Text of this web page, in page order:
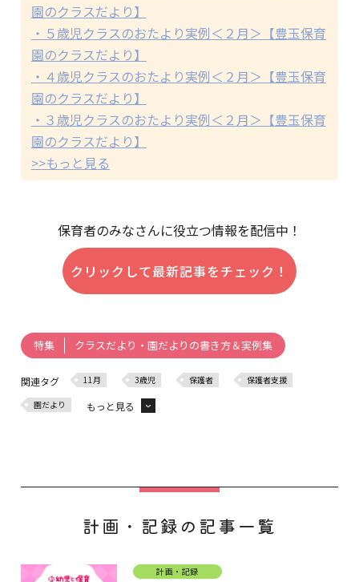
園のクラスだより】
・５歳児クラスのおたより実例＜２月＞【豊玉保育
園のクラスだより】
・４歳児クラスのおたより実例＜２月＞【豊玉保育
園のクラスだより】
・３歳児クラスのおたより実例＜２月＞【豊玉保育
園のクラスだより】
>>もっと見る
保育者のみなさんに役立つ情報を配信中！
クリックして最新記事をチェック！
特集 クラスだより・園だよりの書き方＆実例集
関連タグ 11月 3歳児 保護者 保護者支援
園だより もっと見る
計画・記録の記事一覧
計画・記録